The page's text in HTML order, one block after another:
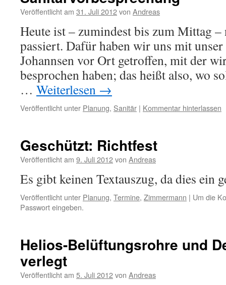
Veröffentlicht am 31. Juli 2012von Andreas
Heute ist – zumindest bis zum Mittag –
passiert. Dafür haben wir uns mit
Johannsen vor Ort getroffen, mit der
besprochen haben; das heißt also, wo
… Weiterlesen →
Veröffentlicht unter Planung, Sanitär | Kommentar hinterlassen
Geschützt: Richtfest
Veröffentlicht am 9. Juli 2012von Andreas
Es gibt keinen Textauszug, da dies ein
Veröffentlicht unter Planung, Termine, Zimmermann | Um die
Passwort eingeben.
Helios-Belüftungsrohre und
verlegt
Veröffentlicht am 5. Juli 2012von Andreas